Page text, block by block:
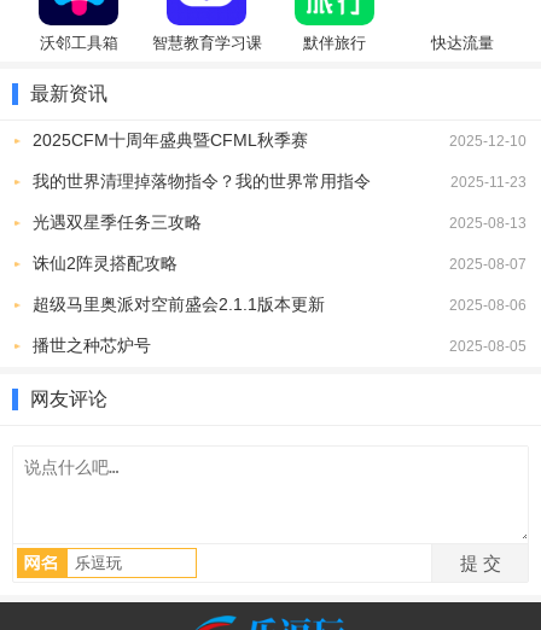
2、若使用拍照搜题功能，需授权相机权限，点击确认即可。
沃邻工具箱
智慧教育学习课
默伴旅行 快达流量
最新资讯
2025CFM十周年盛典暨CFML秋季赛 2025-12-10
我的世界清理掉落物指令？我的世界常用指令 2025-11-23
光遇双星季任务三攻略 2025-08-13
诛仙2阵灵搭配攻略 2025-08-07
超级马里奥派对空前盛会2.1.1版本更新 2025-08-06
播世之种芯炉号 2025-08-05
网友评论